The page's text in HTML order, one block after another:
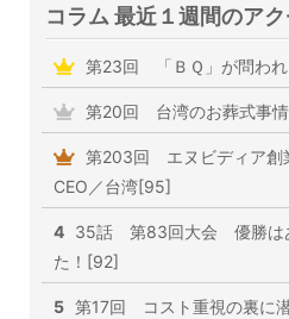
コラム 最近１週間のア
第23回 「ＢＱ」が問わ
第20回 台湾のお葬式事
第203回 エヌビディア創
CEO／台湾[95]
4 35話 第83回大会 優勝は
た！[92]
5 第17回 コスト重視の裏に